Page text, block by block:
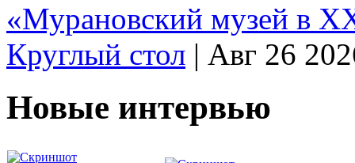
«Мурановский музей в
Круглый стол | Авг 26
Новые интервью